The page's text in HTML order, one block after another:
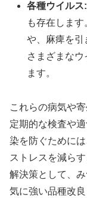
各種ウイルス:
も存在します
や、麻痺を引
さまざまな
ます。
これらの病気や
定期的な検査や
染を防ぐために
ストレスを減ら
解決策として、
気に強い品種改良